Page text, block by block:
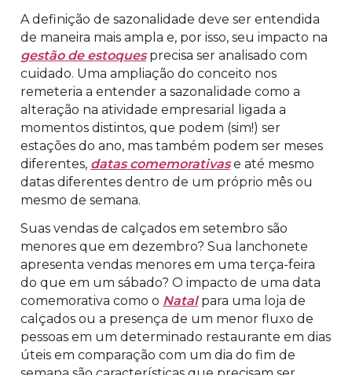
A definição de sazonalidade deve ser entendida
de maneira mais ampla e, por isso, seu impacto na
gestão de estoquesprecisa ser analisado com
cuidado. Uma ampliação do conceito nos
remeteria a entender a sazonalidade como a
alteração na atividade empresarial ligada a
momentos distintos, que podem (sim!) ser
estações do ano, mas também podem ser meses
diferentes, datas comemorativase até mesmo
datas diferentes dentro de um próprio mês ou
mesmo de semana.
Suas vendas de calçados em setembro são
menores que em dezembro? Sua lanchonete
apresenta vendas menores em uma terça-feira
do que em um sábado? O impacto de uma data
comemorativa como o Natalpara uma loja de
calçados ou a presença de um menor fluxo de
pessoas em um determinado restaurante em dias
úteis em comparação com um dia do fim de